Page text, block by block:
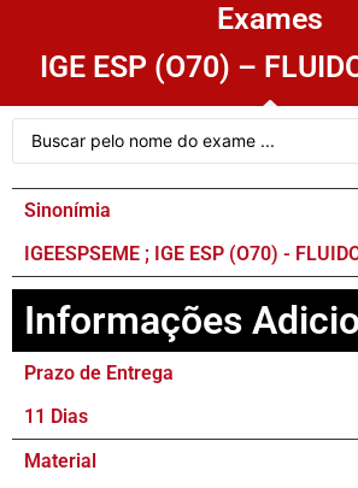
Exames
IGE ESP (O70) –
Sinonímia
IGEESPSEME ; IGE ESP (O70) -
Informações
Prazo de Entrega
11 Dias
Material